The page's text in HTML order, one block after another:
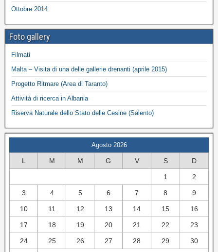
Ottobre 2014
Foto gallery
Filmati
Malta – Visita di una delle gallerie drenanti (aprile 2015)
Progetto Ritmare (Area di Taranto)
Attività di ricerca in Albania
Riserva Naturale dello Stato delle Cesine (Salento)
Agosto 2026
L M M G V S D
1 2
3 4 5 6 7 8 9
10 11 12 13 14 15 16
17 18 19 20 21 22 23
24 25 26 27 28 29 30